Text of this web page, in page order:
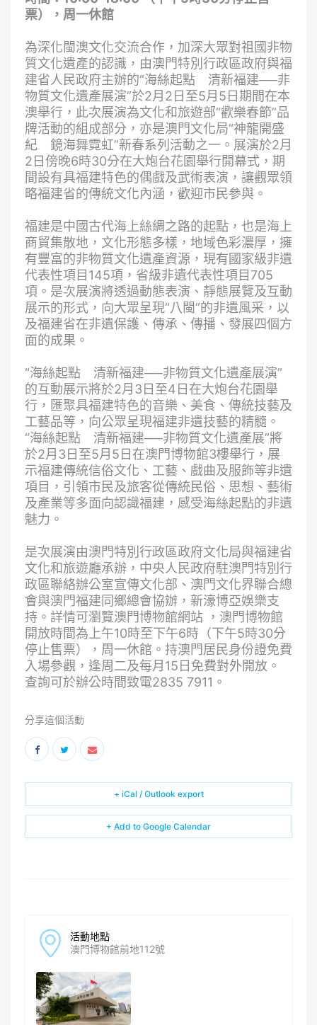
票），周一休館
為深化閩澳文化交流合作，加深大眾對祖國非物
質文化遺產的認識，由澳門特別行政區政府與福
建省人民政府主辦的“海絲起點 清新福建──非
物質文化遺產展演”於2月2日至5月5日期間在本
澳舉行，此次展演為文化和旅遊部“歡樂春節”品
牌活動的組成部分，亦是澳門文化局“神龍開盛
紀 鏡海舞霓虹”新春系列活動之一。展演於2月
2日傍晚6時30分在大炮台花園舉行開幕式，期
間設有具福建特色的偶戲及武術表演，讓觀眾領
略福建省的傳統文化內涵，歡迎市民參與。
福建是中國古代海上絲綢之路的起點，也是海上
商貿集散地，文化形態多樣，地域色彩濃厚，擁
有豐富的非物質文化遺產資源，現有國家級非遺
代表性項目145項，省級非遺代表性項目705
項。是次展演將透過動態表演、靜態展覽及互動
展示的形式，向大眾呈現“八閩”的非遺風采，以
及福建省在非遺保護、傳承、傳播、發展四個方
面的成果。
“海絲起點 清新福建──非物質文化遺產展演”
的互動展示將於2月3日至4日在大炮台花園舉
行，匯聚具福建特色的音樂、美食、傳統技藝及
工藝品等，向公眾呈現福建非遺技藝的精髓。
“海絲起點 清新福建──非物質文化遺產展”將
於2月3日至5月5日在澳門博物館3樓舉行，展
示福建傳統信俗文化、工藝、戲曲及服飾等非遺
項目，引領市民及旅客從傳統民俗、思想、藝術
及產業等多面向認識福建，感受海絲起點的非遺
魅力。
是次展演由澳門特別行政區政府文化局與福建省
文化和旅遊廳承辦，中央人民政府駐澳門特別行
政區聯絡辦公室宣傳文化部、澳門文化界聯合總
會與澳門福建同鄉總會協辦，新濠博亞娛樂支
持。詳情可瀏覽澳門博物館網站 ，澳門博物館
開放時間為上午10時至下午6時（下午5時30分
停止售票），周一休館。持澳門居民身份證免費
入場參觀，逢周二及每月15日免費對外開放。
查詢可於辦公時間致電2835 7911。
分享這個活動
+ Add to Google Calendar
+ iCal / Outlook export
活動地點
澳門博物館前地112號